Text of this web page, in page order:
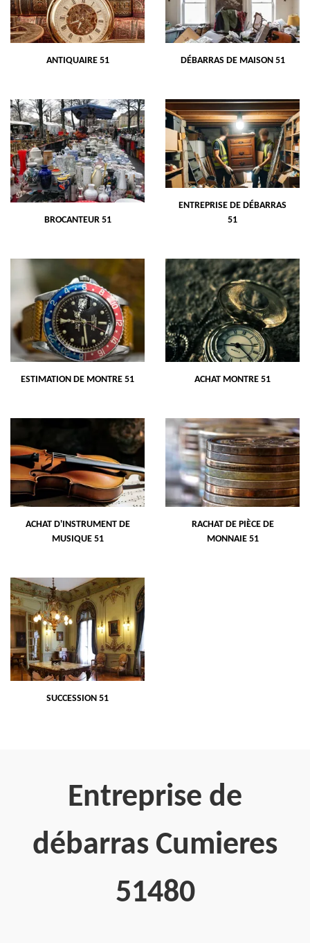
ANTIQUAIRE 51 DÉBARRAS DE MAISON 51
BROCANTEUR 51
ENTREPRISE DE DÉBARRAS
51
ESTIMATION DE MONTRE 51 ACHAT MONTRE 51
ACHAT D'INSTRUMENT DE
MUSIQUE 51
RACHAT DE PIÈCE DE
MONNAIE 51
SUCCESSION 51
Entreprise de
débarras Cumieres
51480